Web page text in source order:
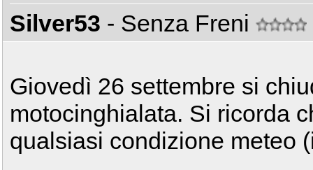
Silver53 - Senza Freni
Giovedì 26 settembre si
motocinghialata. Si ricorda
qualsiasi condizione meteo